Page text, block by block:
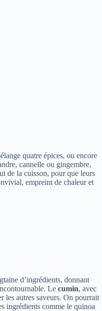
quatre épices, ou encore
cannelle ou gingembre,
de la cuisson, pour que leurs
empreint de chaleur et
d’ingrédients, donnant
Le cumin, avec
les autres saveurs. On pourrait
ingrédients comme le quinoa